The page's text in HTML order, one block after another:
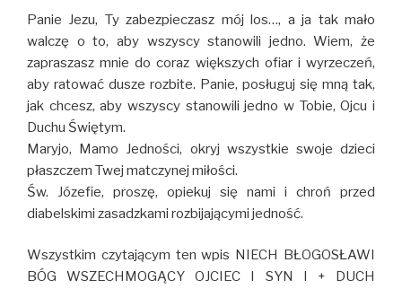
Panie Jezu, Ty zabezpieczasz mój los…, a ja tak mało
walczę o to, aby wszyscy stanowili jedno. Wiem, że
zapraszasz mnie do coraz większych ofiar i wyrzeczeń,
aby ratować dusze rozbite. Panie, posługuj się mną tak,
jak chcesz, aby wszyscy stanowili jedno w Tobie, Ojcu i
Duchu Świętym.
Maryjo, Mamo Jedności, okryj wszystkie swoje dzieci
płaszczem Twej matczynej miłości.
Św. Józefie, proszę, opiekuj się nami i chroń przed
diabelskimi zasadzkami rozbijającymi jedność.
Wszystkim czytającym ten wpis NIECH BŁOGOSŁAWI
BÓG WSZECHMOGĄCY OJCIEC I SYN I + DUCH